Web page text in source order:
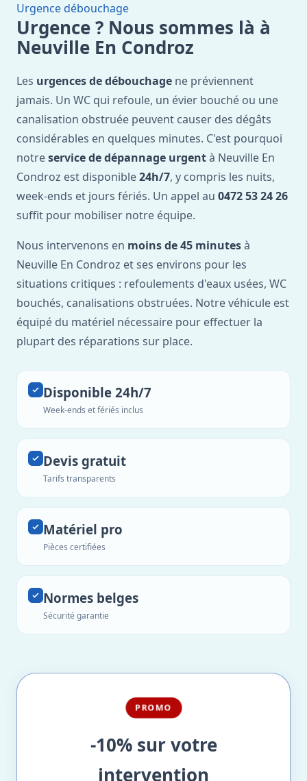
Urgence débouchage
Urgence ? Nous sommes là à
Neuville En Condroz
Les urgences de débouchage ne préviennent
jamais. Un WC qui refoule, un évier bouché ou une
canalisation obstruée peuvent causer des dégâts
considérables en quelques minutes. C'est pourquoi
notreservice de dépannage urgentà Neuville En
Condroz est disponible24h/7, y compris les nuits,
week-ends et jours fériés. Un appel au 0472 53 24 26
suffit pour mobiliser notre équipe.
Nous intervenons en moins de 45 minutesà
Neuville En Condroz et ses environs pour les
situations critiques : refoulements d'eaux usées, WC
bouchés, canalisations obstruées. Notre véhicule est
équipé du matériel nécessaire pour effectuer la
plupart des réparations sur place.
Disponible 24h/7
Week-ends et fériés inclus
Devis gratuit
Tarifs transparents
Matériel pro
Pièces certifiées
Normes belges
Sécurité garantie
PROMO
-10% sur votre
intervention